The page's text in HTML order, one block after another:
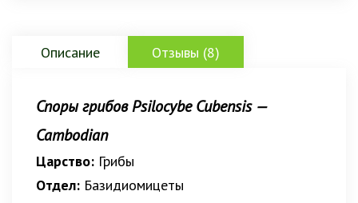
Описание Отзывы (8)
Споры грибов Psilocybe Cubensis —
Cambodian
Царство: Грибы
Отдел: Базидиомицеты